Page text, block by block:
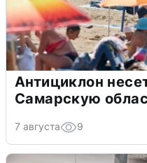
Антициклон
Самарскую
7 августа 9